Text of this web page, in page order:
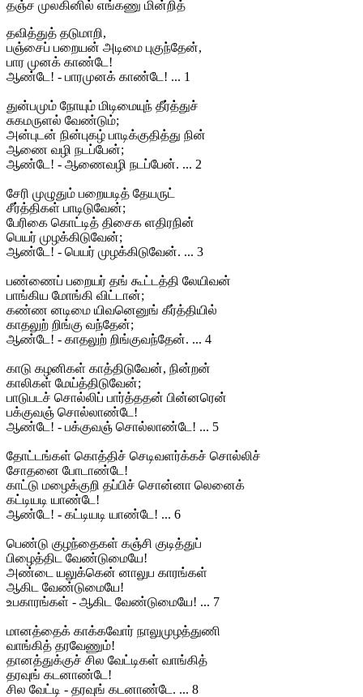
தஞ்ச முலகினில் எங்கணு மின்றித்
தவித்துத் தடுமாறி,
பஞ்சைப் பறையன் அடிமை புகுந்தேன்,
பார முனக் காண்டே!
ஆண்டே! - பாரமுனக் காண்டே! ... 1
துன்பமும் நோயும் மிடிமையுந் தீர்த்துச்
சுகமருளல் வேண்டும்;
அன்புடன் நின்புகழ் பாடிக்குதித்து நின்
ஆணை வழி நடப்பேன்;
ஆண்டே! - ஆணைவழி நடப்பேன். ... 2
சேரி முழுதும் பறையடித் தேயருட்
சீர்த்திகள் பாடிடுவேன்;
பேரிகை கொட்டித் திசைக ளதிரநின்
பெயர் முழக்கிடுவேன்;
ஆண்டே! - பெயர் முழக்கிடுவேன். ... 3
பண்ணைப் பறையர் தங் கூட்டத்தி லேயிவன்
பாங்கிய மோங்கி விட்டான்;
கண்ண னடிமை யிவனெனுங் கீர்த்தியில்
காதலுற் றிங்கு வந்தேன்;
ஆண்டே! - காதலுற் றிங்குவந்தேன். ... 4
காடு கழனிகள் காத்திடுவேன், நின்றன்
காலிகள் மேய்த்திடுவேன்;
பாடுபடச் சொல்லிப் பார்த்ததன் பின்னரென்
பக்குவஞ் சொல்லாண்டே!
ஆண்டே! - பக்குவஞ் சொல்லாண்டே! ... 5
தோட்டங்கள் கொத்திச் செடிவளர்க்கச் சொல்லிச்
சோதனை போடாண்டே!
காட்டு மழைக்குறி தப்பிச் சொன்னா லெனைக்
கட்டியடி யாண்டே!
ஆண்டே! - கட்டியடி யாண்டே! ... 6
பெண்டு குழந்தைகள் கஞ்சி குடித்துப்
பிழைத்திட வேண்டுமையே!
அண்டை யலுக்கென் னாலுப காரங்கள்
ஆகிட வேண்டுமையே!
உபகாரங்கள் - ஆகிட வேண்டுமையே! ... 7
மானத்தைக் காக்கவோர் நாலுமுழத்துணி
வாங்கித் தரவேணும்!
தானத்துக்குச் சில வேட்டிகள் வாங்கித்
தரவுங் கடனாண்டே!
சில வேட்டி - தரவுங் கடனாண்டே. ... 8